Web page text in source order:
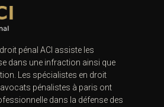
pénal ACI assiste les
dans une infraction ainsi que
Les spécialistes en droit
pénalistes à paris ont
dans la défense des